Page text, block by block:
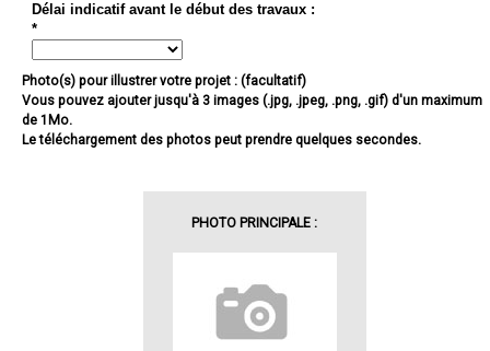
Délai indicatif avant le début des travaux :
*
Photo(s) pour illustrer votre projet : (facultatif)
Vous pouvez ajouter jusqu'à 3 images (.jpg, .jpeg, .png, .gif) d'un maximum
de 1Mo.
Le téléchargement des photos peut prendre quelques secondes.
PHOTO PRINCIPALE :